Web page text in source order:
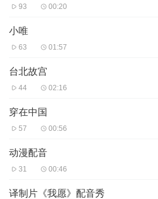
93 00:20
小唯
63 01:57
台北故宫
44 02:16
穿在中国
57 00:56
动漫配音
31 00:46
译制片《我愿》配音秀